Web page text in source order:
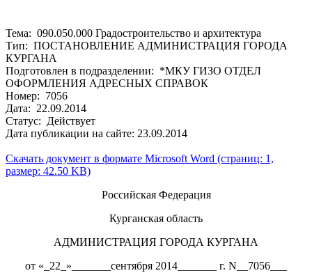
Тема: 090.050.000 Градостроительство и архитектура
Тип: ПОСТАНОВЛЕНИЕ АДМИНИСТРАЦИЯ ГОРОДА
КУРГАНА
Подготовлен в подразделении: *МКУ ГИЗО ОТДЕЛ
ОФОРМЛЕНИЯ АДРЕСНЫХ СПРАВОК
Номер: 7056
Дата: 22.09.2014
Статус: Действует
Дата публикации на сайте: 23.09.2014
Скачать документ в формате Microsoft Word (страниц: 1,
размер: 42.50 KB)
Российская Федерация
Курганская область
АДМИНИСТРАЦИЯ ГОРОДА КУРГАНА
от «_22_»_______сентября 2014_______ г. N__7056___